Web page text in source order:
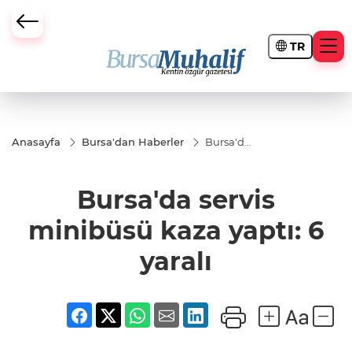
TR
Büyükşehir Darbesi
Anasayfa Bursa'dan Haberler
Bursa'da
yaptı: 6
yaralı
Bursa'da servis
minibüsü kaza yaptı: 6
yaralı